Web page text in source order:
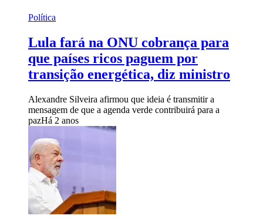
Política
Lula fará na ONU cobrança para
que países ricos paguem por
transição energética, diz ministro
Alexandre Silveira afirmou que ideia é transmitir a
mensagem de que a agenda verde contribuirá para a
pazHá 2 anos